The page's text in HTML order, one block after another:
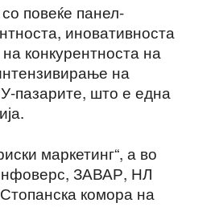
повеќе панел-
иновативноста
конкурентноста на
на
пазарите, што е една
маркетинг“, а во
ЗАВАР, НЛ
комора на